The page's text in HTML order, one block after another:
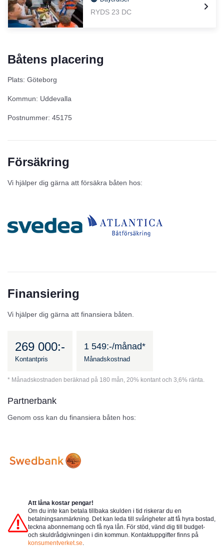
RYDS 23 DC
Båtens placering
Plats: Göteborg
Kommun: Uddevalla
Postnummer: 45175
Försäkring
Vi hjälper dig gärna att försäkra båten hos:
Finansiering
Vi hjälper dig gärna att finansiera båten.
269 000:-
Kontantpris
1 549:-/månad*
Månadskostnad
* Månadskostnaden beräknad på 180 mån, 20% kontant och 3,6% ränta.
Partnerbank
Genom oss kan du finansiera båten hos:
Att låna kostar pengar!
Om du inte kan betala tillbaka skulden i tid riskerar du en
betalningsanmärkning. Det kan leda till svårigheter att få hyra bostad,
teckna abonnemang och få nya lån. För stöd, vänd dig till budget-
och skuldrådgivningen i din kommun. Kontaktuppgifter finns på
konsumentverket.se.